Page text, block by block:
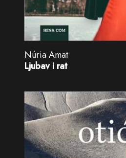
Núria Amat
Ljubav i rat